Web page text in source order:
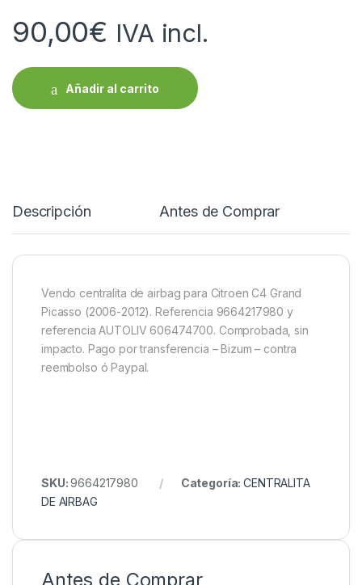
90,00€ IVA incl.
Añadir al carrito
Descripción Antes de Comprar
Vendo centralita de airbag para Citroen C4 Grand
Picasso (2006-2012). Referencia 9664217980 y
referencia AUTOLIV 606474700. Comprobada, sin
impacto. Pago por transferencia – Bizum – contra
reembolso ó Paypal.
SKU:9664217980 Categoría:CENTRALITA
DE AIRBAG
Antes de Comprar